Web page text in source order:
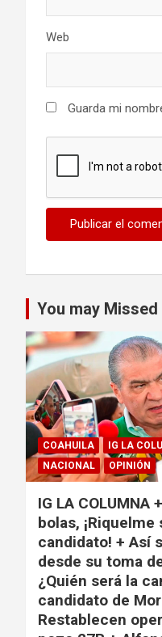
Web
Guarda mi
You may Missed
COAHUILA IG LA
NACIONAL
OPINIÓN
IG LA COLUMNA
bolas, ¡Riquelme
candidato! + Así
desde su toma
¿Quién será la
candidato de
Restablecen